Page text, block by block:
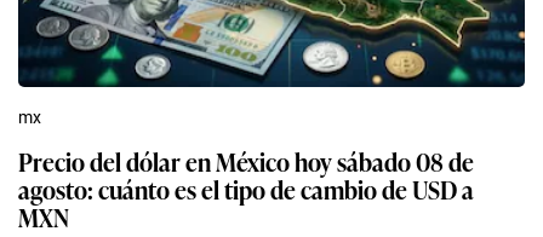
mx
Precio del dólar en México hoy sábado 08 de
agosto: cuánto es el tipo de cambio de USD a
MXN